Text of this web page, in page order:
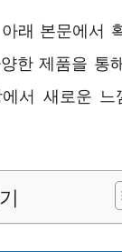
래 본문에서
한 제품을 통
서 새로운 느